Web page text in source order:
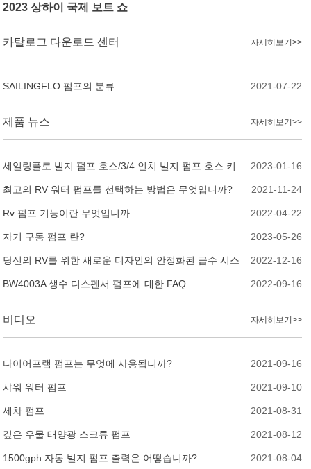
2023 상하이 국제 보트 쇼
자세히보기>>
카탈로그 다운로드 센터
SAILINGFLO 펌프의 분류 2021-07-22
자세히보기>>
제품 뉴스
세일링플로 빌지 펌프 호스/3/4 인치 빌지 펌프 호스 키
트/5피트 플라스틱 빌지 펌프 호스 중국산
2023-01-16
최고의 RV 워터 펌프를 선택하는 방법은 무엇입니까? 2021-11-24
Rv 펌프 기능이란 무엇입니까 2022-04-22
자기 구동 펌프 란? 2023-05-26
당신의 RV를 위한 새로운 디자인의 안정화된 급수 시스
템
2022-12-16
BW4003A 생수 디스펜서 펌프에 대한 FAQ 2022-09-16
자세히보기>>
비디오
다이어프램 펌프는 무엇에 사용됩니까? 2021-09-16
샤워 워터 펌프 2021-09-10
세차 펌프 2021-08-31
깊은 우물 태양광 스크류 펌프 2021-08-12
1500gph 자동 빌지 펌프 출력은 어떻습니까? 2021-08-04